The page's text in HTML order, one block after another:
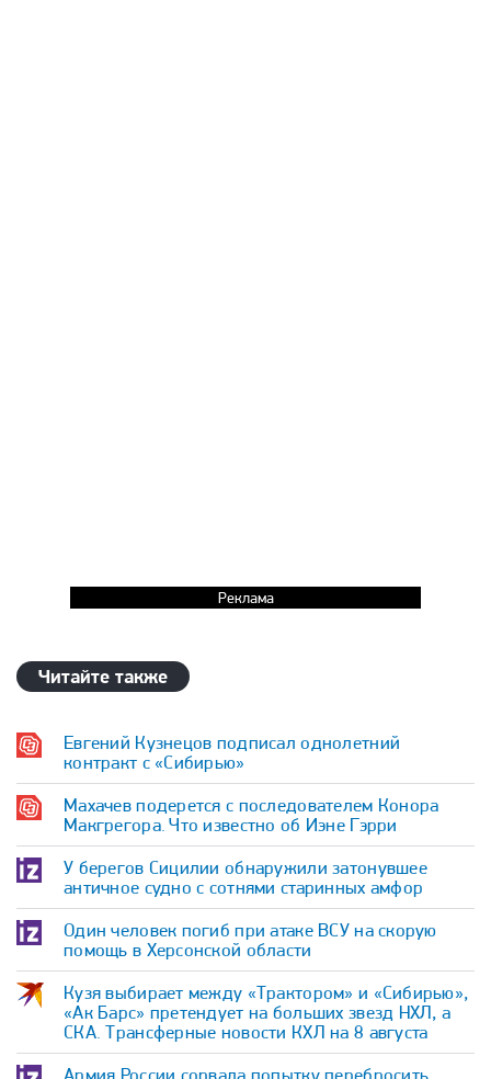
Реклама
Читайте также
Евгений Кузнецов подписал однолетний
контракт с «Сибирью»
Махачев подерется с последователем Конора
Макгрегора. Что известно об Иэне Гэрри
У берегов Сицилии обнаружили затонувшее
античное судно с сотнями старинных амфор
Один человек погиб при атаке ВСУ на скорую
помощь в Херсонской области
Кузя выбирает между «Трактором» и «Сибирью»,
«Ак Барс» претендует на больших звезд НХЛ, а
СКА. Трансферные новости КХЛ на 8 августа
Армия России сорвала попытку перебросить